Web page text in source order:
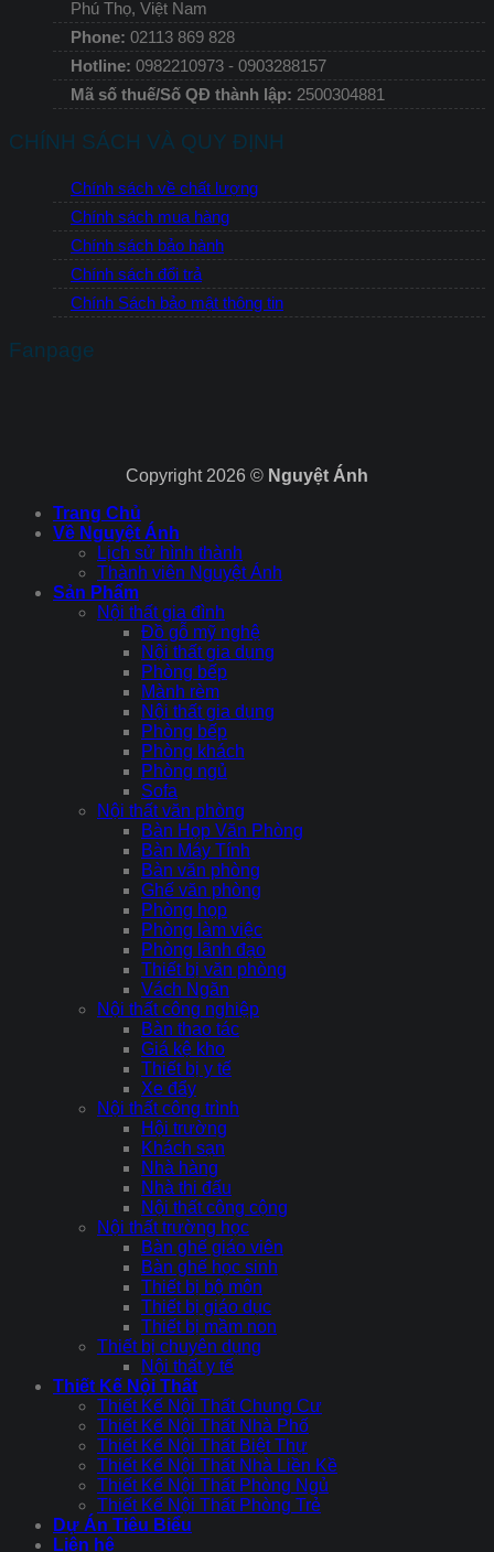
Phú Thọ, Việt Nam
Phone: 02113 869 828
Hotline: 0982210973 - 0903288157
Mã số thuế/Số QĐ thành lập: 2500304881
CHÍNH SÁCH VÀ QUY ĐỊNH
Chính sách về chất lượng
Chính sách mua hàng
Chính sách bảo hành
Chính sách đổi trả
Chính Sách bảo mật thông tin
Fanpage
Copyright 2026 © Nguyệt Ánh
Trang Chủ
Về Nguyệt Ánh
Lịch sử hình thành
Thành viên Nguyệt Ánh
Sản Phẩm
Nội thất gia đình
Đồ gỗ mỹ nghệ
Nội thất gia dụng
Phòng bếp
Mành rèm
Nội thất gia dụng
Phòng bếp
Phòng khách
Phòng ngủ
Sofa
Nội thất văn phòng
Bàn Họp Văn Phòng
Bàn Máy Tính
Bàn văn phòng
Ghế văn phòng
Phòng họp
Phòng làm việc
Phòng lãnh đạo
Thiết bị văn phòng
Vách Ngăn
Nội thất công nghiệp
Bàn thao tác
Giá kệ kho
Thiết bị y tế
Xe đẩy
Nội thất công trình
Hội trường
Khách sạn
Nhà hàng
Nhà thi đấu
Nội thất công cộng
Nội thất trường học
Bàn ghế giáo viên
Bàn ghế học sinh
Thiết bị bộ môn
Thiết bị giáo dục
Thiết bị mầm non
Thiết bị chuyên dụng
Nội thất y tế
Thiết Kế Nội Thất
Thiết Kế Nội Thất Chung Cư
Thiết Kế Nội Thất Nhà Phố
Thiết Kế Nội Thất Biệt Thự
Thiết Kế Nội Thất Nhà Liền Kề
Thiết Kế Nội Thất Phòng Ngủ
Thiết Kế Nội Thất Phòng Trẻ
Dự Án Tiêu Biểu
Liên hệ